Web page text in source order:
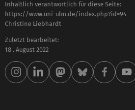
Inhaltlich verantwortlich für diese Seite:
https://www.uni-ulm.de/index.php?id=94
Christine Liebhardt
Zuletzt bearbeitet:
18 . August 2022